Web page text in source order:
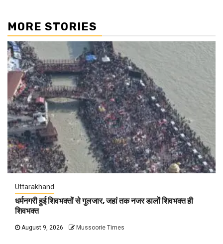
MORE STORIES
Uttarakhand
धर्मनगरी हुई शिवभक्तों से गुलजार, जहां तक नजर डालों शिवभक्त ही
शिवभक्त
August 9, 2026 Mussoorie Times